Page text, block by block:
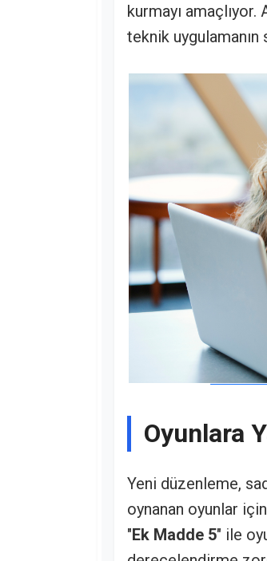
kurmayı amaçlıyor.
teknik
Oyunlara
Yeni düzenleme,
oynanan oyunlar
"Ek Madde 5" ile